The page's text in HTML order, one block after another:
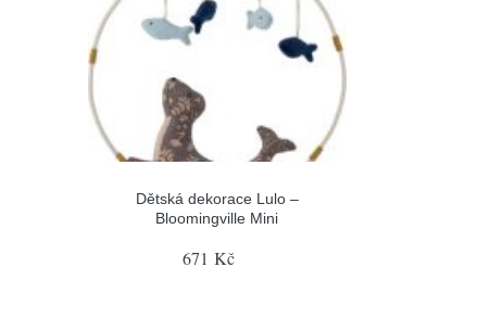
Dětská dekorace Lulo –
Bloomingville Mini
671 Kč